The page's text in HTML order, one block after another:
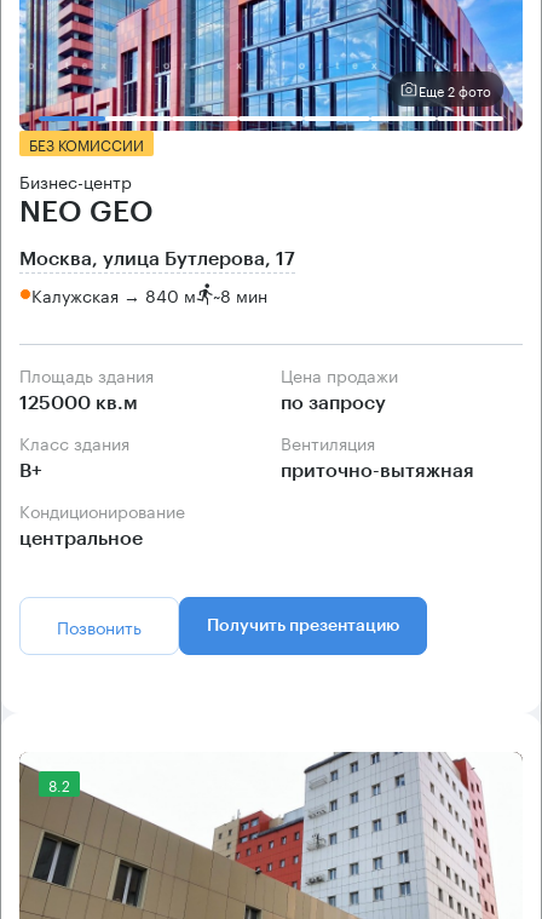
Еще 2 фото
БЕЗ КОМИССИИ
Бизнес-центр
NEO GEO
Москва, улица Бутлерова, 17
Калужская → 840 м ~8 мин
Площадь здания
125000 кв.м
Цена продажи
по запросу
Класс здания
B+
Вентиляция
приточно-вытяжная
Кондиционирование
центральное
Позвонить Получить презентацию
8.2